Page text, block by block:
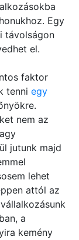
Egy
távolságon
el.
faktor
tenni egy
nem az
jutunk majd
lehet
attól az
a
kemény